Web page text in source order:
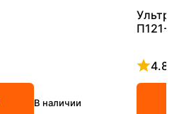
В наличии
П121-
4.8